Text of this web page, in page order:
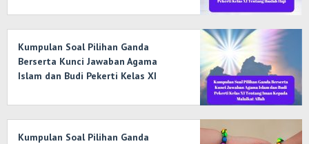
Kumpulan Soal Pilihan Ganda
Berserta Kunci Jawaban Agama
Islam dan Budi Pekerti Kelas XI
Allah
Kumpulan Soal Pilihan Ganda